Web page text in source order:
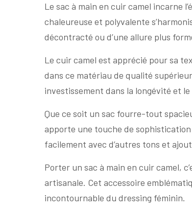
Le sac à main en cuir camel incarne
chaleureuse et polyvalente
décontracté ou d’une allure plus
Le cuir camel est apprécié pour sa
dans ce matériau de qualité
investissement dans la longévité et
Que ce soit un sac fourre-tout
apporte une touche de
facilement avec d’autres tons et
Porter un sac à main en cuir camel,
artisanale. Cet accessoire
incontournable du dressing féminin.